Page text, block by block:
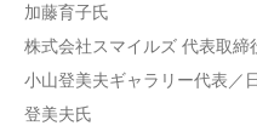
加藤育子氏
株式会社スマイルズ 代表取締
小山登美夫ギャラリー代表／
登美夫氏